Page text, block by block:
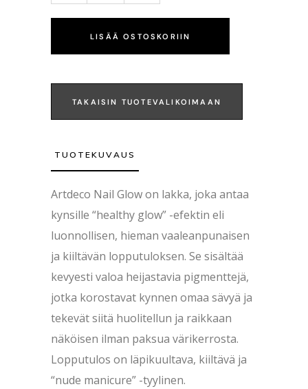
LISÄÄ OSTOSKORIIN
TAKAISIN TUOTEVALIKOIMAAN
TUOTEKUVAUS
Artdeco Nail Glow on lakka, joka antaa
kynsille “healthy glow” -efektin eli
luonnollisen, hieman vaaleanpunaisen
ja kiiltävän lopputuloksen. Se sisältää
kevyesti valoa heijastavia pigmenttejä,
jotka korostavat kynnen omaa sävyä ja
tekevät siitä huolitellun ja raikkaan
näköisen ilman paksua värikerrosta.
Lopputulos on läpikuultava, kiiltävä ja
“nude manicure” -tyylinen.